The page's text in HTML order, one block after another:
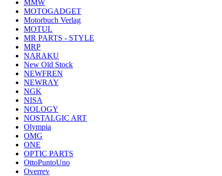
MMW
MOTOGADGET
Motorbuch Verlag
MOTUL
MR PARTS - STYLE
MRP
NARAKU
New Old Stock
NEWFREN
NEWRAY
NGK
NISA
NOLOGY
NOSTALGIC ART
Olympia
OMG
ONE
OPTIC PARTS
OttoPuntoUno
Overrev